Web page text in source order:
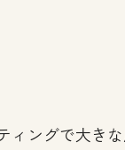
ィングで大き